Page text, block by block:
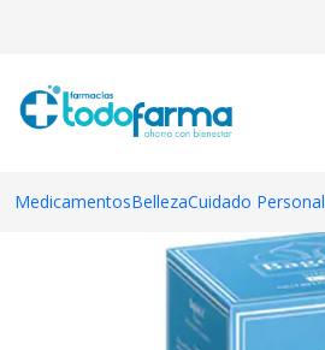
MedicamentosBellezaCuidado Personal